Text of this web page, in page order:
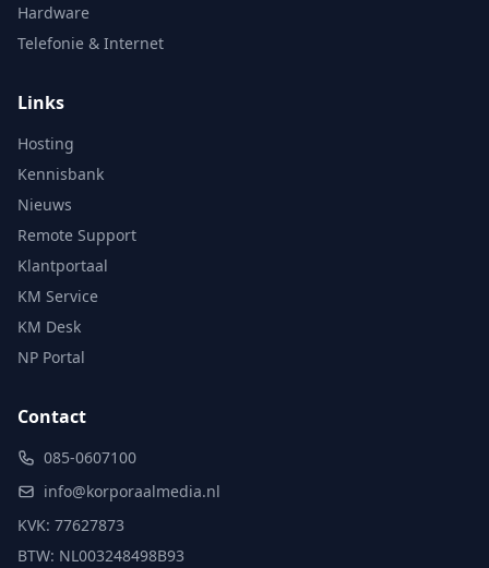
Hardware
Telefonie & Internet
Links
Hosting
Kennisbank
Nieuws
Remote Support
Klantportaal
KM Service
KM Desk
NP Portal
Contact
085-0607100
info@korporaalmedia.nl
KVK: 77627873
BTW: NL003248498B93